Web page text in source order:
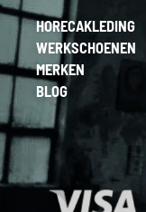
HORECAKLEDING
WERKSCHOENEN
MERKEN
BLOG